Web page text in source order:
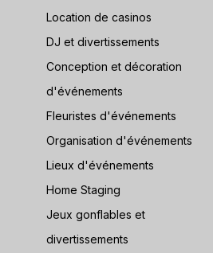
Location de casinos
DJ et divertissements
Conception et décoration
d'événements
Fleuristes d'événements
Organisation d'événements
Lieux d'événements
Home Staging
Jeux gonflables et
divertissements